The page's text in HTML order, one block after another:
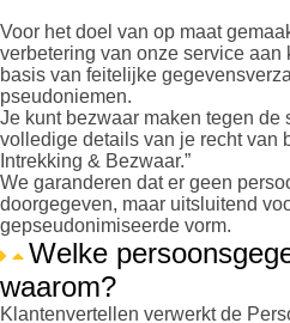
Voor het doel van op maat
verbetering van onze service
basis van feitelijke
pseudoniemen.
Je kunt bezwaar maken tegen
volledige details van je recht van
Intrekking & Bezwaar.”
We garanderen dat er geen
doorgegeven, maar uitsluitend
gepseudonimiseerde vorm.
Welke
waarom?
Klantenvertellen verwerkt de